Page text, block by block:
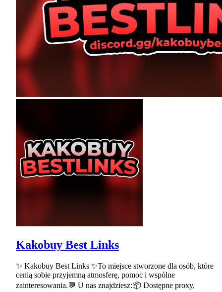
Kakobuy Best Links
✨ Kakobuy Best Links ✨To miejsce stworzone dla osób, które
cenią sobie przyjemną atmosferę, pomoc i wspólne
zainteresowania.💬 U nas znajdziesz:📦 Dostępne proxy,